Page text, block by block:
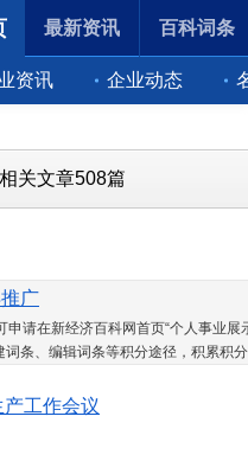
资讯 企业动态
最新资讯 百科词条
关文章508篇
广
请在新经济百科网首页“个人事业
条、编辑词条等积分途径，积累积
工作会议